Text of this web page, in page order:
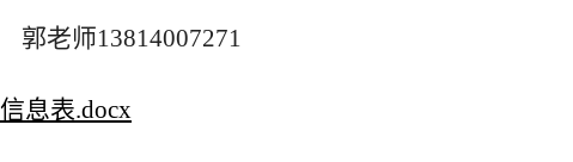
郭老师13814007271
息表.docx